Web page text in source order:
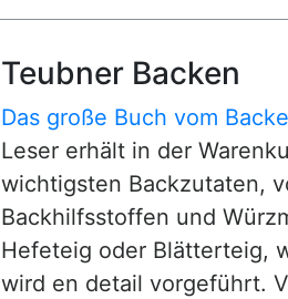
Teubner Backen
Das große Buch vom
Leser erhält in der
wichtigsten Backzutaten,
Backhilfsstoffen und
Hefeteig oder Blätterteig,
wird en detail vorgeführt.